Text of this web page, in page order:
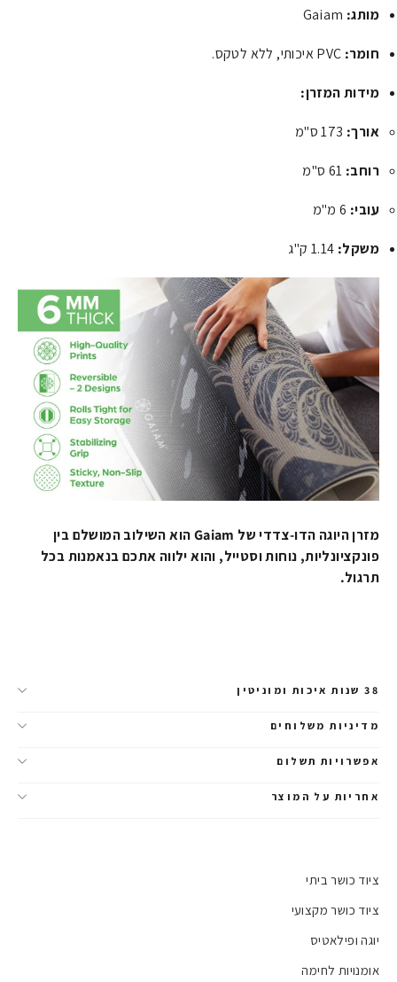
מותג:
חומר:
מידות המזרן:
אורך: 173ס"מ
רוחב: 61 ס"מ
עובי: 6מ"מ
משקל: 1.14 ק"ג
מזרן היוגה הדו-צדדי של Gaiam הוא השילוב המושלם בין
פונקציונליות, נוחות וסטייל, והוא ילווה אתכם בנאמנות בכל
תרגול.
38 שנות איכות ומוניטין
מדיניות משלוחים
אפשרויות תשלום
אחריות על המוצר
ציוד כושר ביתי
ציוד כושר מקצועי
יוגה ופילאטיס
אומנויות לחימה